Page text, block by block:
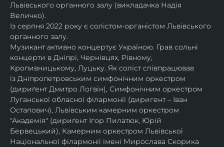
Львівського органного залу (викладачка Надія
Величко).
Із серпня 2022 року є солістом-органістом Львівського
органного залу.
Музикант активно концертує Україною. Грав сольні
концерти в Дніпрі, Чернівцях, Рівному,
Кропивницькому, Луцьку. Як соліст співпрацював
із Дніпропетровським симфонічним оркестром
(дириґент Дмитро Логвін), Симфонічним оркестром
Луганської обласної філармонії (диригент – Іван
Остапович), Львівським камерним оркестром
"Академія" (дириґент Ігор Пилатюк, Юрій
Бервецький), Камерним оркестром Львівської
Національної філармонії імені Мирослава Скорика